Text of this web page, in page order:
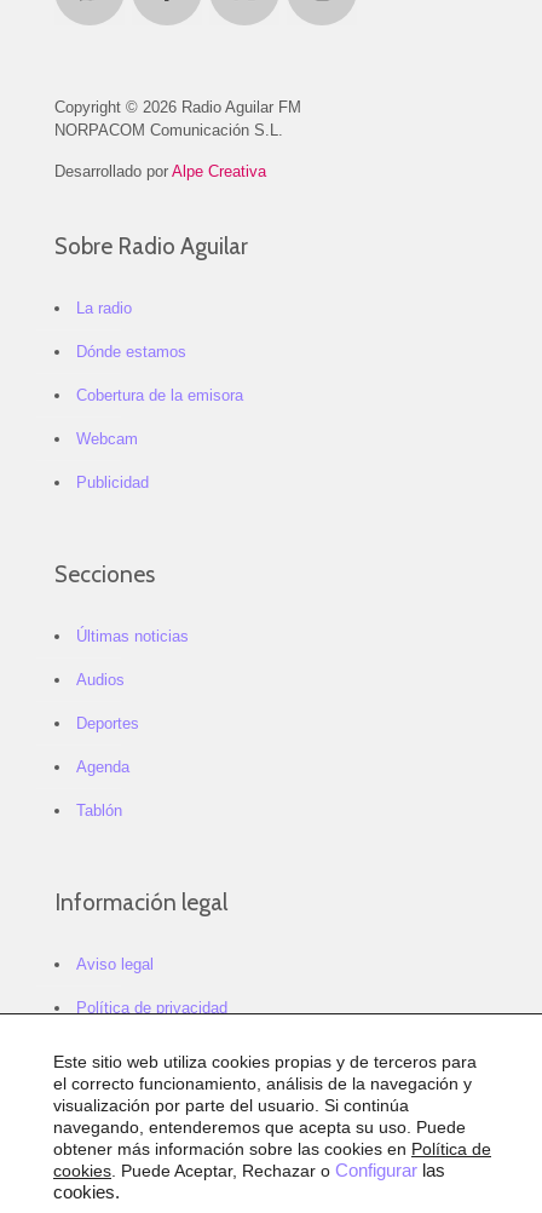
Copyright © 2026 Radio Aguilar FM
NORPACOM Comunicación S.L.
Desarrollado por Alpe Creativa
Sobre Radio Aguilar
La radio
Dónde estamos
Cobertura de la emisora
Webcam
Publicidad
Secciones
Últimas noticias
Audios
Deportes
Agenda
Tablón
Información legal
Aviso legal
Política de privacidad
Política de cookies
Configurar cookies
Sitemap
Accesibilidad
Este sitio web utiliza cookies propias y de terceros para
el correcto funcionamiento, análisis de la navegación y
visualización por parte del usuario. Si continúa
navegando, entenderemos que acepta su uso. Puede
obtener más información sobre las cookies en Política de
cookies . Puede Aceptar, Rechazar o Configurar las
cookies.